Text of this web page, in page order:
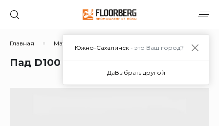
Главная Материалы Дополнительные материалы
Пад D100 100R в Южно-Сахалинске
Южно-Сахалинск - это Ваш город?
ДаВыбрать другой